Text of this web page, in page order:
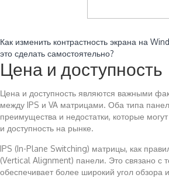
Как изменить контрастность экрана на
это сделать самостоятельно?
Цена и доступность
Цена и доступность являются важными
между IPS и VA матрицами. Оба типа
преимущества и недостатки, которые
и доступность на рынке.
IPS (In-Plane Switching) матрицы, как
(Vertical Alignment) панели. Это связано с
обеспечивает более широкий угол обзора